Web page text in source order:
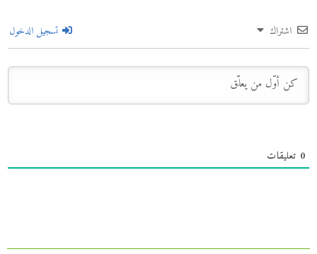
اشتراك تسجيل الدخول
0 تعليقات